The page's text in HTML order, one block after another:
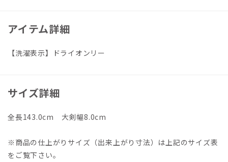
アイテム詳細
【洗濯表示】ドライオンリー
サイズ詳細
全長143.0cm 大剣幅8.0cm
※商品の仕上がりサイズ（出来上がり寸法）は上記のサイズ表
をご覧下さい。